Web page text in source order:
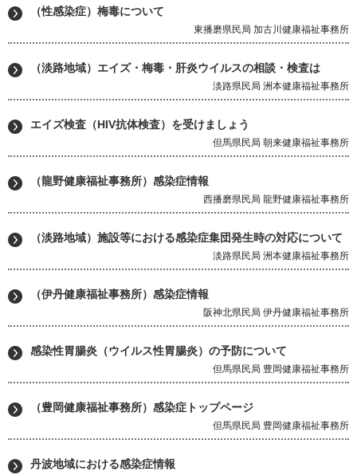
（性感染症）梅毒について
東播磨県民局 加古川健康福祉事務所
（淡路地域）エイズ・梅毒・肝炎ウイルスの相談・検査は
淡路県民局 洲本健康福祉事務所
エイズ検査（HIV抗体検査）を受けましょう
但馬県民局 朝来健康福祉事務所
（龍野健康福祉事務所）感染症情報
西播磨県民局 龍野健康福祉事務所
（淡路地域）施設等における感染症集団発生時の対応について
淡路県民局 洲本健康福祉事務所
（伊丹健康福祉事務所）感染症情報
阪神北県民局 伊丹健康福祉事務所
感染性胃腸炎（ウイルス性胃腸炎）の予防について
但馬県民局 豊岡健康福祉事務所
（豊岡健康福祉事務所）感染症トップページ
但馬県民局 豊岡健康福祉事務所
丹波地域における感染症情報